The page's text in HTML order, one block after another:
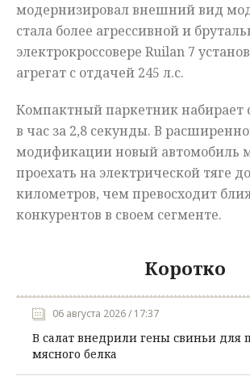
модернизировал внешний вид
стала более агрессивной и
электрокроссовере Ruilan 7
агрегат с отдачей 245 л.с.
Компактный паркетник набирает
в час за 2,8 секунды. В
модификации новый автомобиль
проехать на электрической тяге
километров, чем превосходит
конкурентов в своем сегменте.
Коротко
06 августа 2026 / 17:37
В салат внедрили гены свиньи для
мясного белка